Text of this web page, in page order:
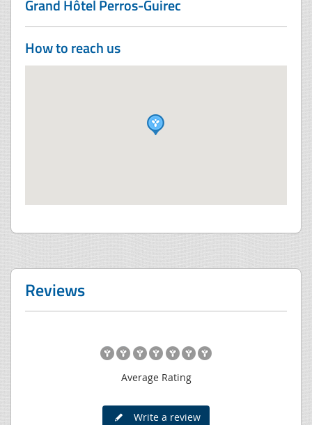
Grand Hôtel Perros-Guirec
How to reach us
Reviews
Average Rating
Write a review